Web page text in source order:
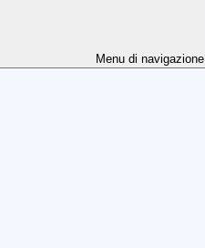
Menu di navigazione